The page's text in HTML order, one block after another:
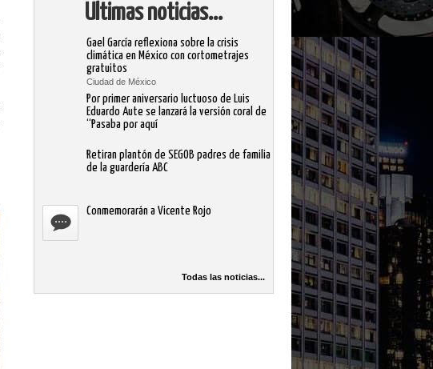
Ultimas noticias...
Gael García reflexiona sobre la crisis
climática en México con cortometrajes
gratuitos
Ciudad de México
Por primer aniversario luctuoso de Luis
Eduardo Aute se lanzará la versión coral de
“Pasaba por aquí
Retiran plantón de SEGOB padres de familia
de la guardería ABC
Conmemorarán a Vicente Rojo
Todas las noticias...